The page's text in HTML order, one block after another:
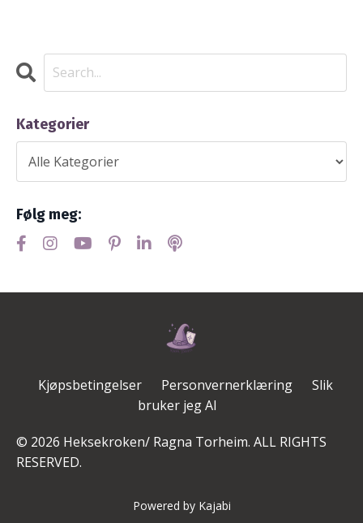
Kategorier
Følg meg:
Kjøpsbetingelser Personvernerklæring
Slik
bruker jeg AI
© 2026 Heksekroken/ Ragna Torheim. ALL RIGHTS
RESERVED.
Powered by Kajabi